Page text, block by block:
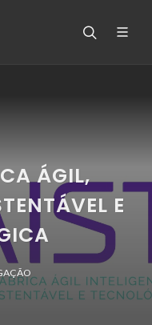
ÁGIL,
E